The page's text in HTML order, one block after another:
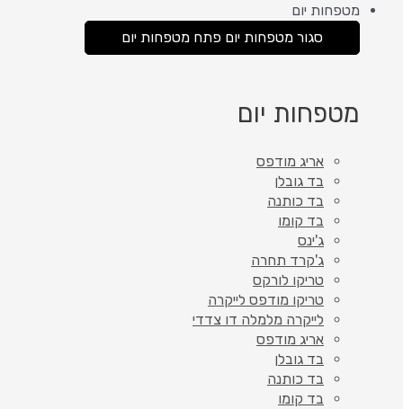
מטפחות יום
סגור מטפחות יום פתח מטפחות יום
מטפחות יום
אריג מודפס
בד גובלן
בד כותנה
בד קומו
ג'ינס
ג'קרד תחרה
טריקו לורקס
טריקו מודפס לייקרה
לייקרה מלמלה דו צדדי
אריג מודפס
בד גובלן
בד כותנה
בד קומו